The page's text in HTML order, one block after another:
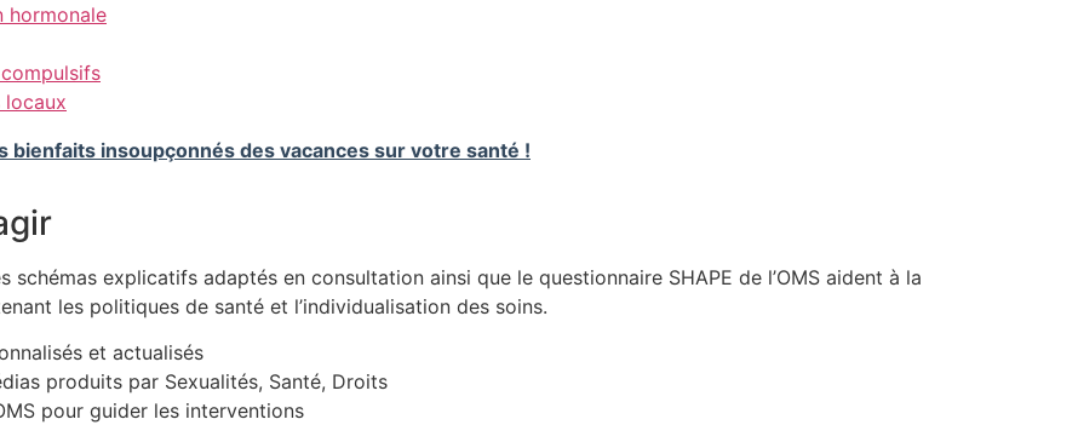
hormonale
locaux
bienfaits insoupçonnés des vacances sur votre santé !
explicatifs adaptés en consultation ainsi que le questionnaire SHAPE de l’OMS aident à la
les politiques de santé et l’individualisation des soins.
et actualisés
produits par Sexualités, Santé, Droits
pour guider les interventions